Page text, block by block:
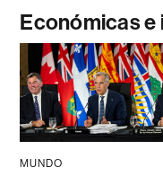
Económicas
MUNDO